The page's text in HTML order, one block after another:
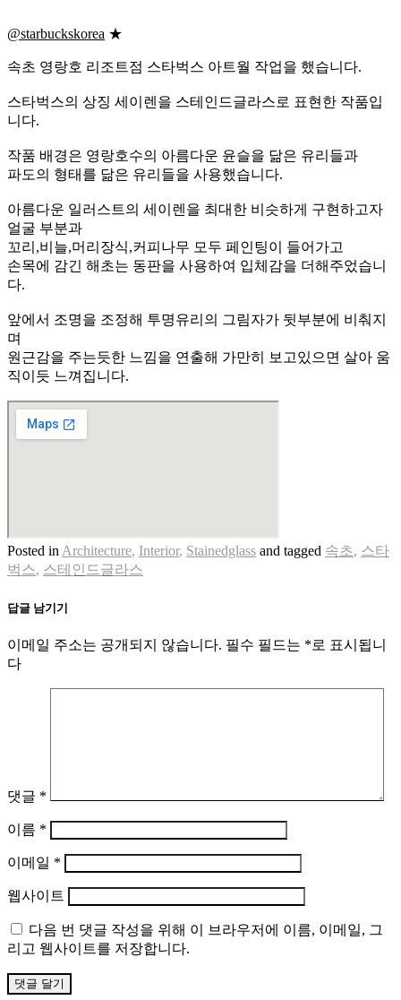
@starbuckskorea ★
속초 영랑호 리조트점 스타벅스 아트월 작업을 했습니다.
스타벅스의 상징 세이렌을 스테인드글라스로 표현한 작품입
니다.
작품 배경은 영랑호수의 아름다운 윤슬을 닮은 유리들과
파도의 형태를 닮은 유리들을 사용했습니다.
아름다운 일러스트의 세이렌을 최대한 비슷하게 구현하고자
얼굴 부분과
꼬리,비늘,머리장식,커피나무 모두 페인팅이 들어가고
손목에 감긴 해초는 동판을 사용하여 입체감을 더해주었습니
다.
앞에서 조명을 조정해 투명유리의 그림자가 뒷부분에 비춰지
며
원근감을 주는듯한 느낌을 연출해 가만히 보고있으면 살아 움
직이듯 느껴집니다.
Posted inArchitecture, Interior, Stainedglass and tagged 속초, 스타
벅스, 스테인드글라스
답글 남기기
이메일 주소는 공개되지 않습니다. 필수 필드는 *로 표시됩니
다
댓글 *
이름 *
이메일 *
웹사이트
다음 번 댓글 작성을 위해 이 브라우저에 이름, 이메일, 그
리고 웹사이트를 저장합니다.